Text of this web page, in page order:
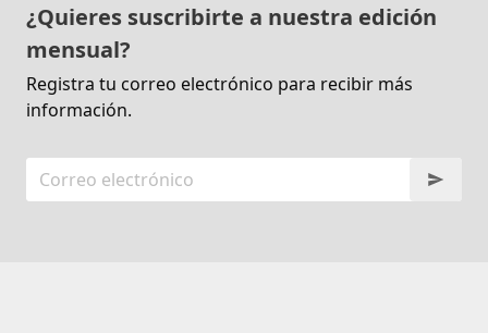
¿Quieres suscribirte a nuestra edición
mensual?
Registra tu correo electrónico para recibir más
información.